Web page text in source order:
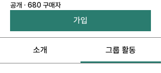
공개 · 680 구매자
가입
소개 그룹 활동